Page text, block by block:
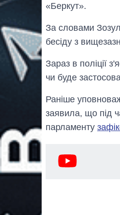
«Беркут».
За словами
бесіду з
Зараз в поліції
чи буде
Раніше
заявила, що під
парламенту